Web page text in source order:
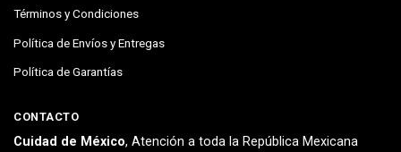
Términos y Condiciones
Política de Envíos y Entregas
Política de Garantías
CONTACTO
Cuidad de México, Atención a toda la República Mexicana